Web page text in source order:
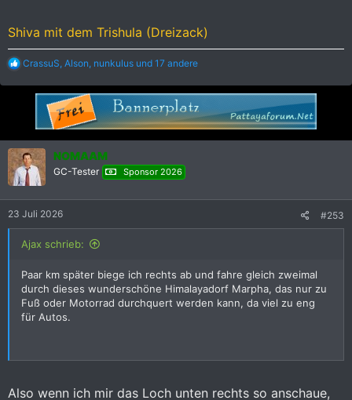
Shiva mit dem Trishula (Dreizack)
R
a
o
n
e
n
:
CrassuS, Alson, nunkulus und 17 andere
NOMAAM
GC-Tester Sponsor 2026
23 Juli 2026 #253
Ajax schrieb:
Paar km später biege ich rechts ab und fahre gleich zweimal
durch dieses wunderschöne Himalayadorf Marpha, das nur zu
Fuß oder Motorrad durchquert werden kann, da viel zu eng
für Autos.
Also wenn ich mir das Loch unten rechts so anschaue,